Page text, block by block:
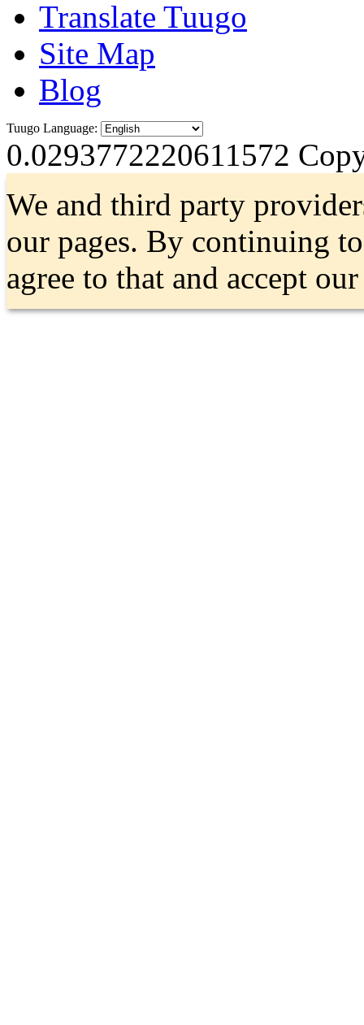
Translate Tuugo
Site Map
Blog
Tuugo Language:
0.0293772220611572
We and third party
our pages. By continuing
agree to that and accept